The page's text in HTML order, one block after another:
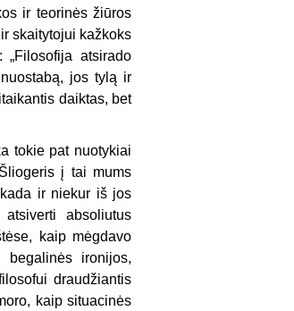
ir teorinės žiūros
skaitytojui kažkoks
atsirado
jos tylą ir
daiktas, bet
tokie pat nuotykiai
į tai mums
ir niekur iš jos
absoliutus
kaip mėgdavo
ironijos,
draudžiantis
kaip situacinės